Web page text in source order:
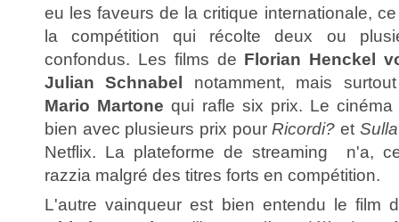
eu les faveurs de la critique internationale,
la compétition qui récolte deux ou
confondus. Les films de Florian Henckel
Julian Schnabel notamment, mais
Mario Martone qui rafle six prix. Le
bien avec plusieurs prix pourRicordi? et
Netflix. La plateforme de streaming n'a,
razzia malgré des titres forts en compétition.
L'autre vainqueur est bien entendu le film